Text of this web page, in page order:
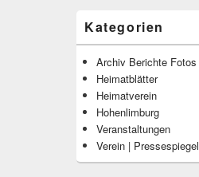
Kategorien
Archiv Berichte Fotos
Heimatblätter
Heimatverein
Hohenlimburg
Veranstaltungen
Verein | Pressespiegel